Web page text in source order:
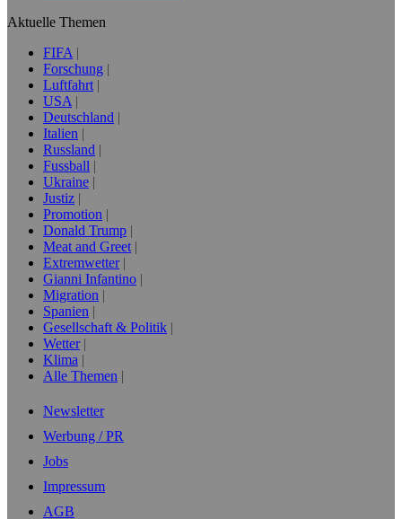
Aktuelle Themen
FIFA
Forschung
Luftfahrt
USA
Deutschland
Italien
Russland
Fussball
Ukraine
Justiz
Promotion
Donald Trump
Meat and Greet
Extremwetter
Gianni Infantino
Migration
Spanien
Gesellschaft & Politik
Wetter
Klima
Alle Themen
Newsletter
Werbung / PR
Jobs
Impressum
AGB